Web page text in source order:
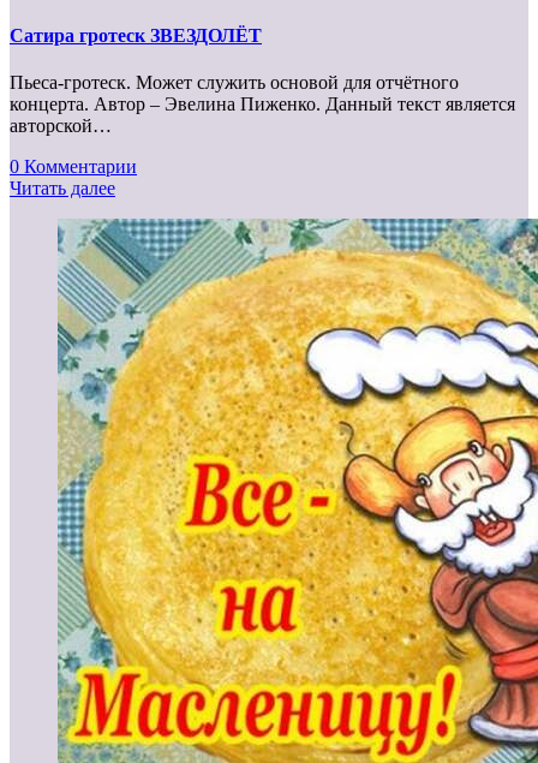
Сатира гротеск ЗВЕЗДОЛЁТ
Пьеса-гротеск. Может служить основой для отчётного
концерта. Автор – Эвелина Пиженко. Данный текст является
авторской…
0 Комментарии
Читать далее